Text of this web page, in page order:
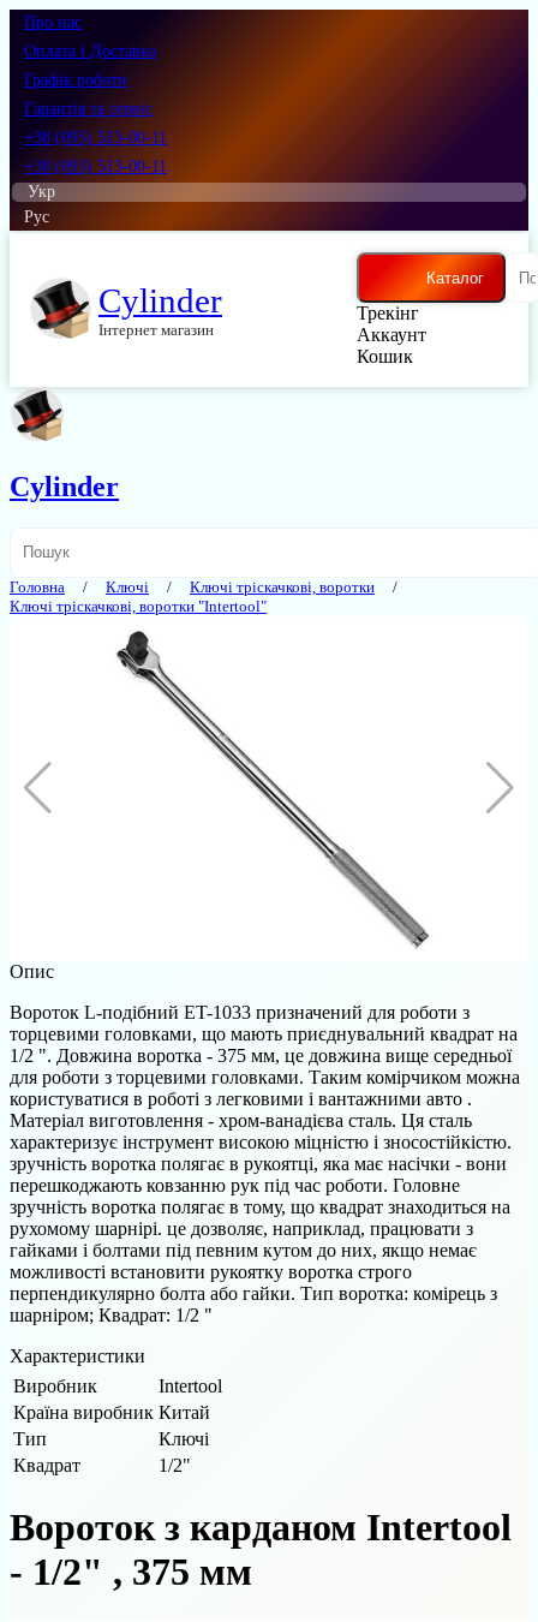
Про нас
Оплата і Доставка
Графік роботи
Гарантія та сервіс
+38 (095) 513-00-11
+38 (093) 513-00-11
Укр
Рус
Cylinder
Інтернет магазин
Каталог
Трекінг
Аккаунт
Кошик
Cylinder
Головна Ключі
Ключі тріскачкові, воротки
Ключі тріскачкові, воротки "Intertool"
Опис
Вороток L-подібний ET-1033 призначений для роботи з
торцевими головками, що мають приєднувальний квадрат на
1/2 ". Довжина воротка - 375 мм, це довжина вище середньої
для роботи з торцевими головками. Таким комірчиком можна
користуватися в роботі з легковими і вантажними авто .
Матеріал виготовлення - хром-ванадієва сталь. Ця сталь
характеризує інструмент високою міцністю і зносостійкістю.
зручність воротка полягає в рукоятці, яка має насічки - вони
перешкоджають ковзанню рук під час роботи. Головне
зручність воротка полягає в тому, що квадрат знаходиться на
рухомому шарнірі. це дозволяє, наприклад, працювати з
гайками і болтами під певним кутом до них, якщо немає
можливості встановити рукоятку воротка строго
перпендикулярно болта або гайки. Тип воротка: комірець з
шарніром; Квадрат: 1/2 "
Характеристики
Виробник
Intertool
Країна виробник Китай
Тип
Ключі
Квадрат
1/2"
Вороток з карданом Intertool
- 1/2" , 375 мм